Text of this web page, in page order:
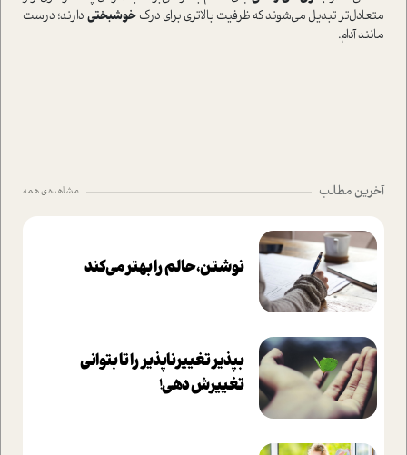
متعادل‌تر تبدیل می‌شوند که ظرفیت بالاتری برای درکخوشبختی دارند؛ درست
مانند آدام.
آخرین مطالب مشاهده ی همه
نوشتن، حالم را بهتر می‌کند
بپذير تغييرناپذير را تا بتواني
تغييرش دهي!‏